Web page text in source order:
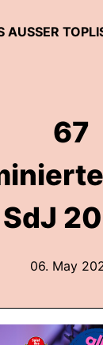
AUSSER
67
SdJ
06. May